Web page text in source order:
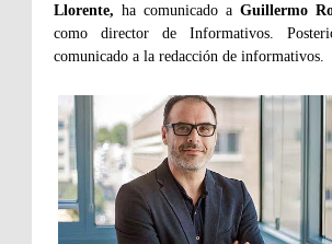
Llorente, ha comunicado a Guillermo
como director de Informativos.
comunicado a la redacción de informativos.